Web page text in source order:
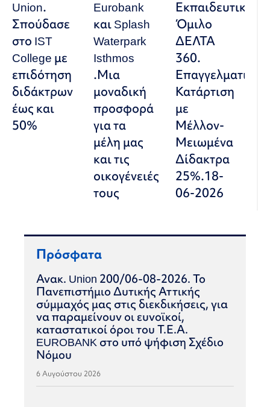
Union.
Σπούδασε
στο IST
College με
επιδότηση
διδάκτρων
έως και
50%
Eurobank
και Splash
Waterpark
Isthmos
.Μια
μοναδική
προσφορά
για τα
μέλη μας
και τις
οικογένειές
τους
Εκπαιδευτικό
Όμιλο
ΔΕΛΤΑ
360.
Επαγγελματική
Κατάρτιση
με
Μέλλον-
Μειωμένα
Δίδακτρα
25%.18-
06-2026
Πρόσφατα
Ανακ. Union 200/06-08-2026. Το
Πανεπιστήμιο Δυτικής Αττικής
σύμμαχός μας στις διεκδικήσεις, για
να παραμείνουν οι ευνοϊκοί,
καταστατικοί όροι του Τ.Ε.Α.
EUROBANK στο υπό ψήφιση Σχέδιο
Νόμου
6 Αυγούστου 2026